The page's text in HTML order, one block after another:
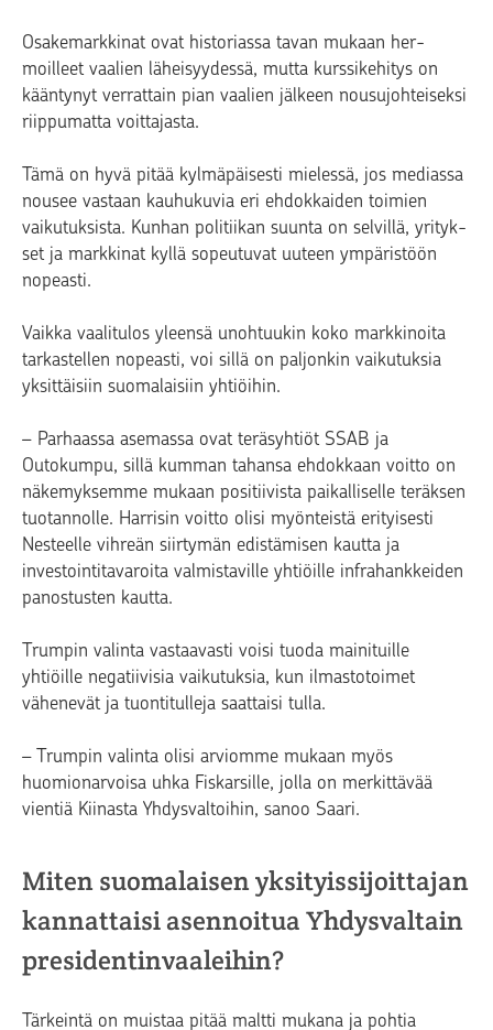
Osakemarkkinat ovat historiassa tavan mukaan her­
moilleet vaalien läheisyydessä, mutta kurssikehitys on
kääntynyt verrattain pian vaalien jälkeen nou­sujohteiseksi
riippumatta voittajasta.
Tämä on hyvä pitää kylmäpäisesti mielessä, jos mediassa
nousee vastaan kauhukuvia eri ehdokkaiden toimien
vaiku­tuksista. Kunhan politiikan suunta on selvillä, yrityk­
set ja markkinat kyllä sopeutuvat uuteen ympäristöön
nopeasti.
Vaikka vaalitulos yleensä unohtuukin koko markkinoita
tarkastellen nopeasti, voi sillä on paljonkin vaikutuksia
yksittäisiin suomalaisiin yhtiöihin.
– Parhaassa asemassa ovat teräsyhtiöt SSAB ja
Outokumpu, sillä kumman tahansa ehdokkaan voitto on
näkemyksemme mukaan positiivista paikalliselle teräksen
tuotannolle. Harrisin voitto olisi myönteistä erityisesti
Nesteelle vihreän siirtymän edistämisen kautta ja
investointitavaroita valmistaville yhtiöille infrahankkeiden
panostusten kautta.
Trumpin valinta vastaavasti voisi tuoda mainituille
yhtiöille negatiivisia vaikutuksia, kun ilmastotoimet
vähenevät ja tuontitulleja saattaisi tulla.
– Trumpin valinta olisi arviomme mukaan myös
huomionarvoisa uhka Fiskarsille, jolla on merkittävää
vientiä Kiinasta Yhdysvaltoihin, sanoo Saari.
Miten suomalaisen yksityissijoittajan
kannattaisi asennoitua Yhdysvaltain
presidentinvaaleihin?
Tärkeintä on muistaa pitää maltti mukana ja pohtia